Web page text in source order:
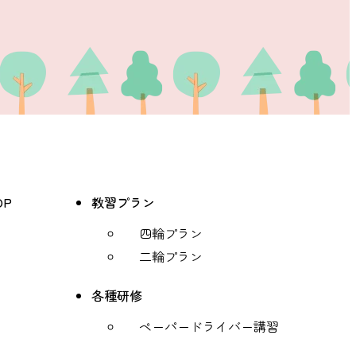
教習プラン
四輪プラン
二輪プラン
各種研修
ペーパードライバー講習